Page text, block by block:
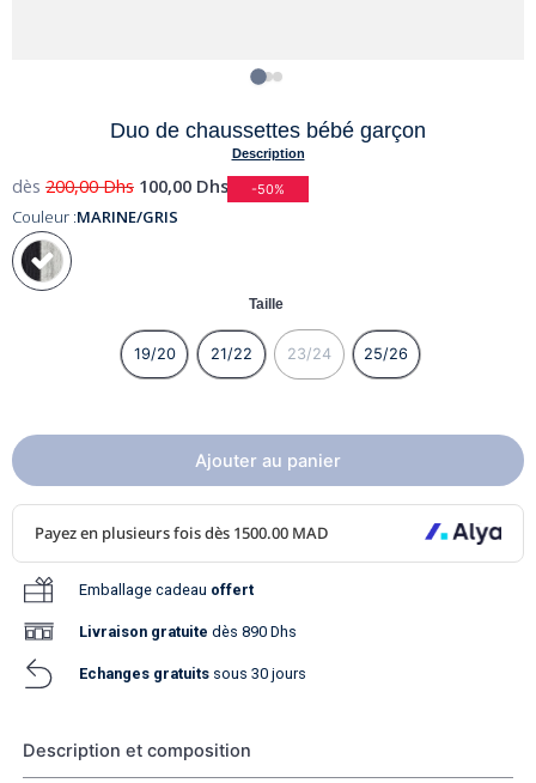
Duo de chaussettes bébé garçon
Description
dès 200,00Dhs 100,00 Dhs -50%
Couleur :MARINE/GRIS
Taille
19/20 21/22 23/24 25/26
Ajouter au panier
Emballage cadeau offert
Livraison gratuite dès 890 Dhs
Echanges gratuits sous 30 jours
Description et composition